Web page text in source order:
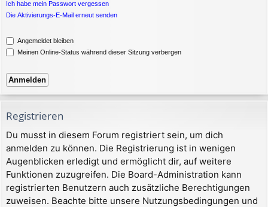
Ich habe mein Passwort vergessen
Die Aktivierungs-E-Mail erneut senden
Angemeldet bleiben
Meinen Online-Status während dieser Sitzung verbergen
Registrieren
Du musst in diesem Forum registriert sein, um dich
anmelden zu können. Die Registrierung ist in wenigen
Augenblicken erledigt und ermöglicht dir, auf weitere
Funktionen zuzugreifen. Die Board-Administration kann
registrierten Benutzern auch zusätzliche Berechtigungen
zuweisen. Beachte bitte unsere Nutzungsbedingungen und